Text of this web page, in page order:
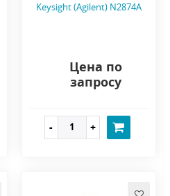
Keysight (Agilent) N2874A
Цена по
запросу